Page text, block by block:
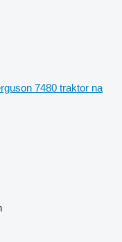
7480 traktor na